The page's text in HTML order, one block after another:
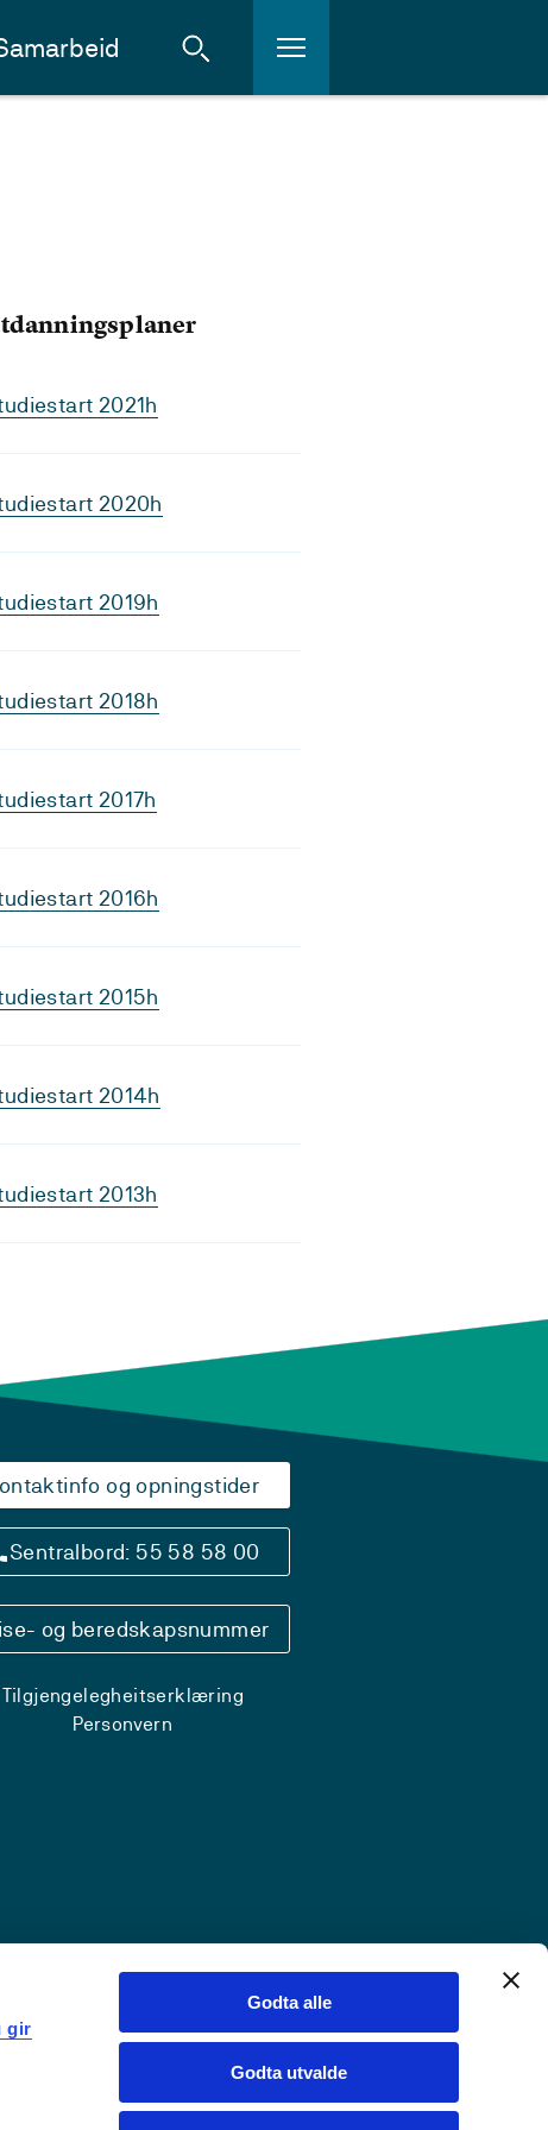
gir
Godta alle
Godta utvalde
2021h
2020h
2019h
2018h
2017h
2016h
2015h
2014h
2013h
og opningstider
Sentralbord: 55 58 58 00
og beredskapsnummer
Tilgjengelegheitserklæring
Personvern